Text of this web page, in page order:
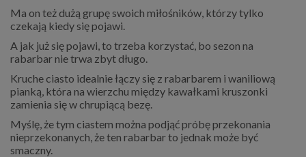
Ma on też dużą grupę swoich miłośników, którzy tylko
czekają kiedy się pojawi.
A jak już się pojawi, to trzeba korzystać, bo sezon na
rabarbar nie trwa zbyt długo.
Kruche ciasto idealnie łączy się z rabarbarem i waniliową
pianką, która na wierzchu między kawałkami kruszonki
zamienia się w chrupiącą bezę.
Myślę, że tym ciastem można podjąć próbę przekonania
nieprzekonanych, że ten rabarbar to jednak może być
smaczny.